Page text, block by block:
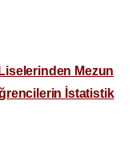
Mezun
İstatistik